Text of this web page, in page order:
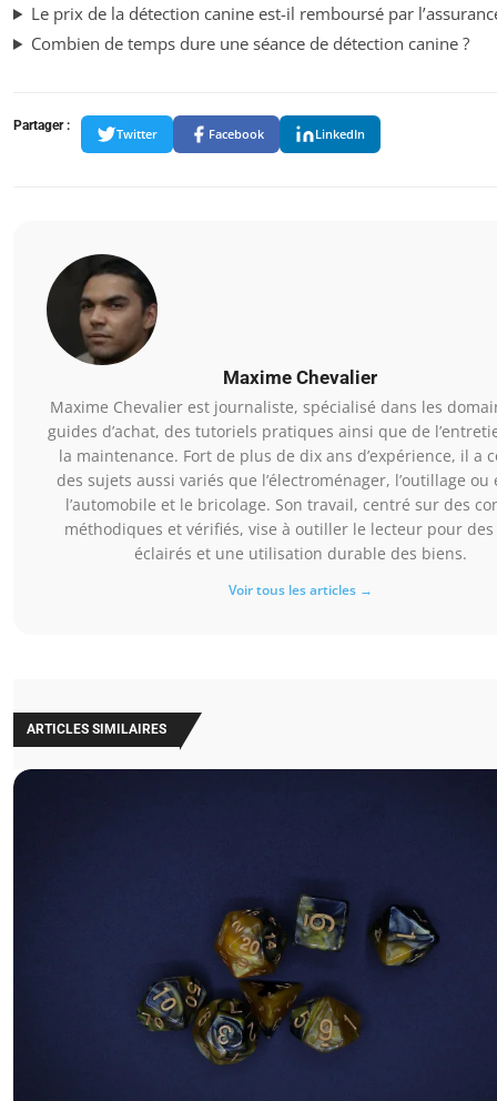
Le prix de la détection canine est-il remboursé par
Combien de temps dure une séance de détection canine ?
Partager :
Twitter Facebook LinkedIn
Maxime Chevalier
Maxime Chevalier est journaliste, spécialisé dans les
guides d’achat, des tutoriels pratiques ainsi que de
la maintenance. Fort de plus de dix ans d’expérience, il a
des sujets aussi variés que l’électroménager, l’outillage ou
l’automobile et le bricolage. Son travail, centré sur des
méthodiques et vérifiés, vise à outiller le lecteur pour des
éclairés et une utilisation durable des biens.
Voir tous les articles →
ARTICLES SIMILAIRES